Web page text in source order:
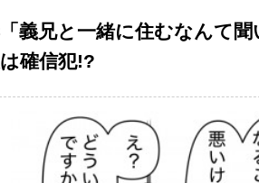
義兄と一緒に住むなんて
確信犯!?